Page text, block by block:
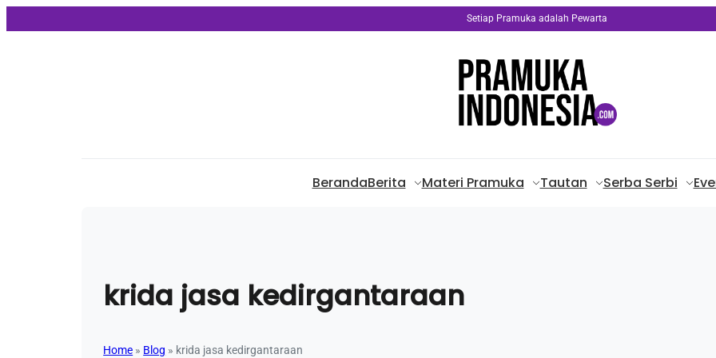
Setiap Pramuka adalah Pewarta
BerandaBerita Materi Pramuka Tautan Serba Serbi
krida jasa kedirgantaraan
Home » Blog » krida jasa kedirgantaraan